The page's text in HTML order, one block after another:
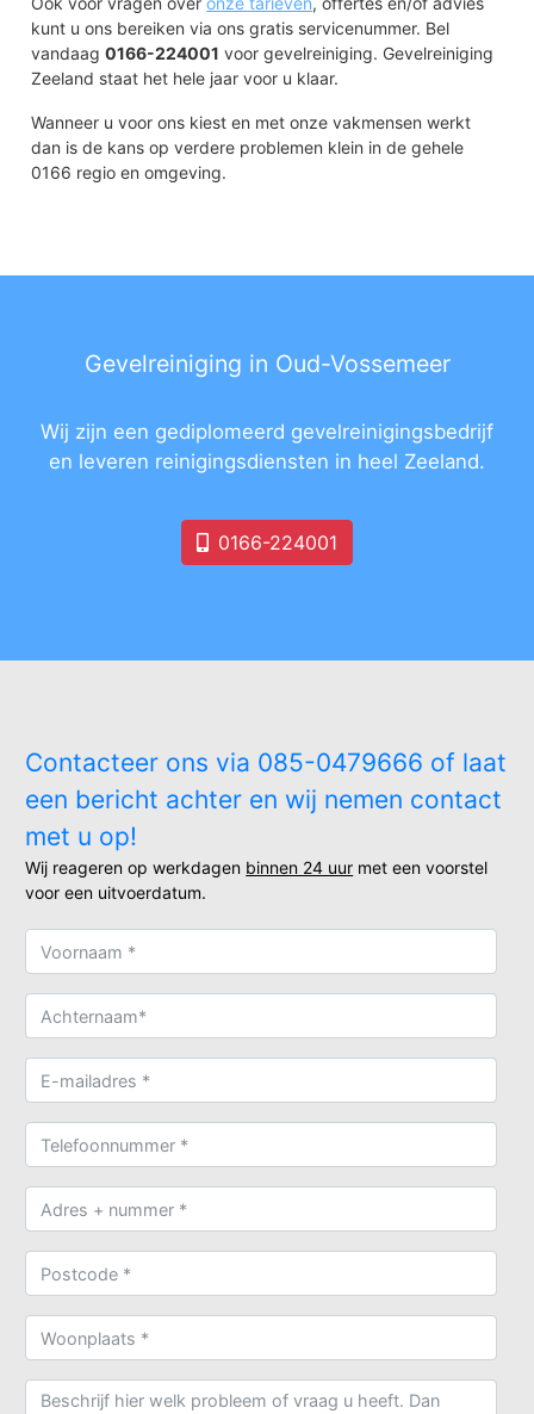
kunt u ons bereiken via ons gratis servicenummer. Bel
vandaag0166-224001 voor gevelreiniging. Gevelreiniging
Zeeland staat het hele jaar voor u klaar.
Wanneer u voor ons kiest en met onze vakmensen werkt
dan is de kans op verdere problemen klein in de gehele
0166 regio en omgeving.
Gevelreiniging in Oud-Vossemeer
Wij zijn een gediplomeerd gevelreinigingsbedrijf
en leveren reinigingsdiensten in heel Zeeland.
0166-224001
Contacteer ons via 085-0479666 of laat
een bericht achter en wij nemen contact
met u op!
Wij reageren op werkdagen binnen 24 uur met een voorstel
voor een uitvoerdatum.